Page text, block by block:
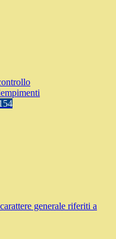
generale riferiti a